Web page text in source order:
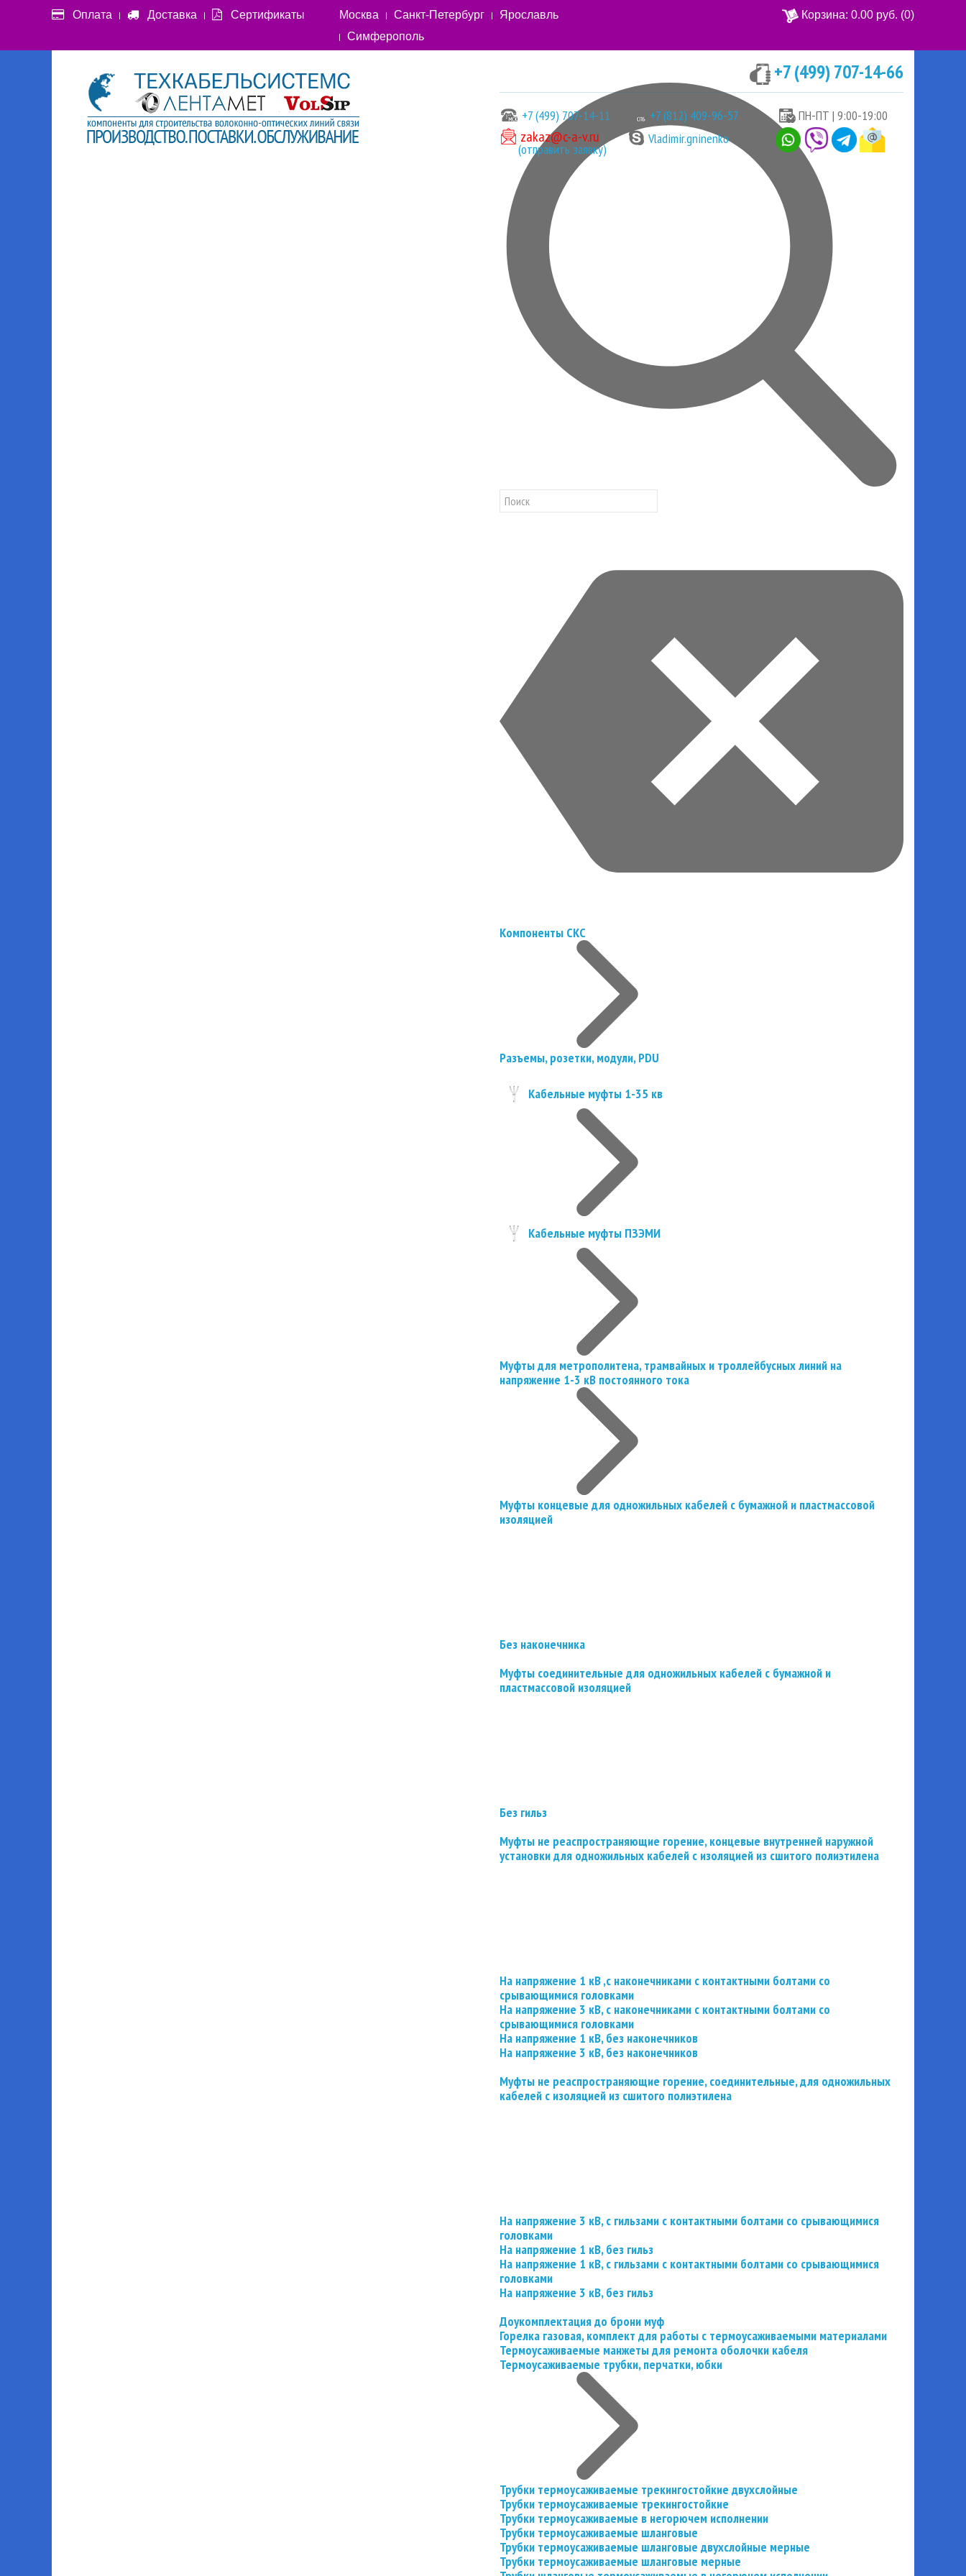
Оплата Доставка Сертификаты Москва Санкт-Петербург
Ярославль
Симферополь
Корзина: 0.00 руб. (0)
+7 (499) 707-14-66
+7 (499) 707-14-11 +7 (812) 409-96-57 ПН-ПТ | 9:00-19:00
zakaz@c-a-v.ru
(отправить заявку)
Vladimir.gninenko
Компоненты СКС
Разъемы, розетки, модули, PDU
Кабельные муфты 1-35 кв
Кабельные муфты ПЗЭМИ
Муфты для метрополитена, трамвайных и троллейбусных линий на
напряжение 1-3 кВ постоянного тока
Муфты концевые для одножильных кабелей с бумажной и пластмассовой
изоляцией
Без наконечника
Муфты соединительные для одножильных кабелей с бумажной и
пластмассовой изоляцией
Без гильз
Муфты не реаспространяющие горение, концевые внутренней наружной
установки для одножильных кабелей с изоляцией из сшитого полиэтилена
На напряжение 1 кВ ,с наконечниками с контактными болтами со
срывающимися головками
На напряжение 3 кВ, с наконечниками с контактными болтами со
срывающимися головками
На напряжение 1 кВ, без наконечников
На напряжение 3 кВ, без наконечников
Муфты не реаспространяющие горение, соединительные, для одножильных
кабелей с изоляцией из сшитого полиэтилена
На напряжение 3 кВ, с гильзами с контактными болтами со срывающимися
головками
На напряжение 1 кВ, без гильз
На напряжение 1 кВ, с гильзами с контактными болтами со срывающимися
головками
На напряжение 3 кВ, без гильз
Доукомплектация до брони муф
Горелка газовая, комплект для работы с термоусаживаемыми материалами
Термоусаживаемые манжеты для ремонта оболочки кабеля
Термоусаживаемые трубки, перчатки, юбки
Трубки термоусаживаемые трекингостойкие двухслойные
Трубки термоусаживаемые трекингостойкие
Трубки термоусаживаемые в негорючем исполнении
Трубки термоусаживаемые шланговые
Трубки термоусаживаемые шланговые двухслойные мерные
Трубки термоусаживаемые шланговые мерные